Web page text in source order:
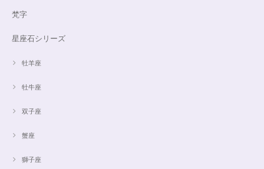
梵字
星座石シリーズ
牡羊座
牡牛座
双子座
蟹座
獅子座